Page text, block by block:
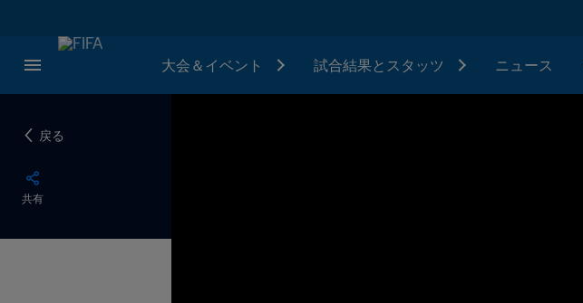
大会＆イベント 試合結果とスタッツ ニュース
戻る
共有